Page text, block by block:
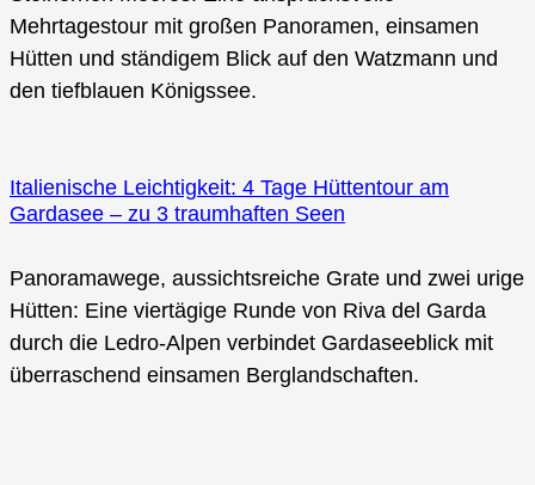
Mehrtagestour mit großen Panoramen, einsamen
Hütten und ständigem Blick auf den Watzmann und
den tiefblauen Königssee.
Italienische Leichtigkeit: 4 Tage Hüttentour am
Gardasee – zu 3 traumhaften Seen
Panoramawege, aussichtsreiche Grate und zwei urige
Hütten: Eine viertägige Runde von Riva del Garda
durch die Ledro-Alpen verbindet Gardaseeblick mit
überraschend einsamen Berglandschaften.